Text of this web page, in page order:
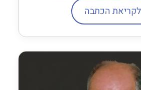
לקריאת הכתבה